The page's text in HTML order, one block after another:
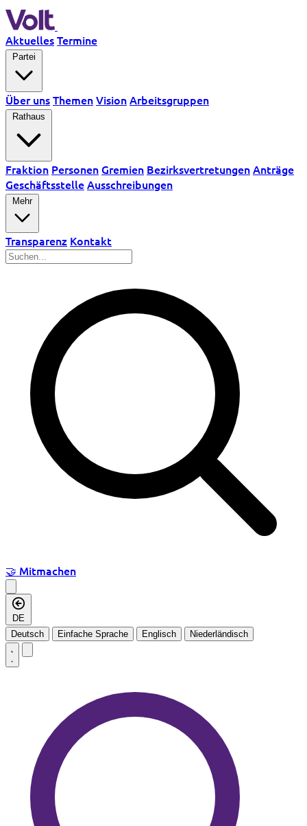
AktuellesTermine
Über unsThemenVisionArbeitsgruppen
Fraktion PersonenGremien BezirksvertretungenAnträge
GeschäftsstelleAusschreibungen
Mehr
Transparenz Kontakt
🤝 Mitmachen
DE
Deutsch
Einfache Sprache Englisch Niederländisch